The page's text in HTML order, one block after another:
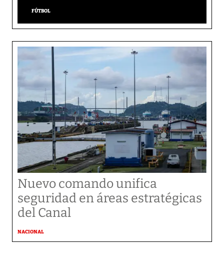
FÚTBOL
Nuevo comando unifica
seguridad en áreas estratégicas
del Canal
NACIONAL